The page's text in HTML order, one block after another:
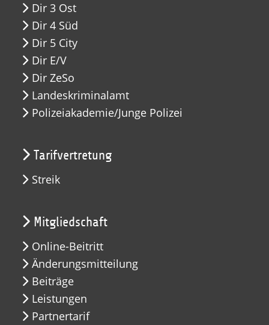
Dir 3 Ost
Dir 4 Süd
Dir 5 City
Dir E/V
Dir ZeSo
Landeskriminalamt
Polizeiakademie/Junge Polizei
Tarifvertretung
Streik
Mitgliedschaft
Online-Beitritt
Änderungsmitteilung
Beiträge
Leistungen
Partnertarif